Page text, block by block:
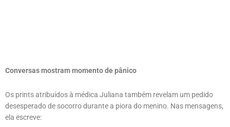
Conversas mostram momento de pânico
Os prints atribuídos à médica Juliana também revelam um pedido
desesperado de socorro durante a piora do menino. Nas mensagens,
ela escreve: